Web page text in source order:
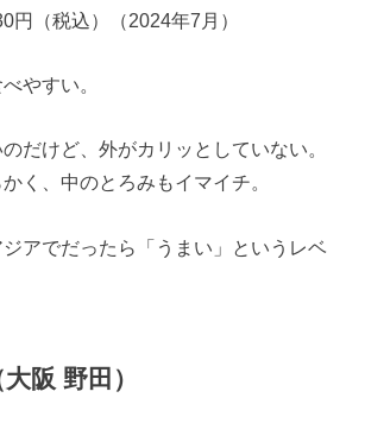
円（税込）（2024年7月）
やすい。
だけど、外がカリッとしていない。
く、中のとろみもイマイチ。
アでだったら「うまい」というレベ
阪 野田）